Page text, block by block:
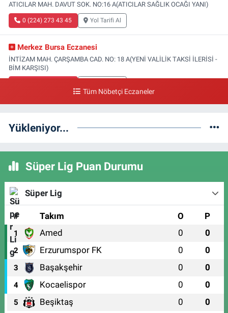
ATICILAR MAH. DAVUT SOK. NO:16 A(ATICILAR SAĞLIK OCAĞI YANI)
0 (224) 273 43 45 Yol Tarifi Al
Merkez Bursa Eczanesi
İNTİZAM MAH. ÇARŞAMBA CAD. NO: 18 A(YENİ VALİLİK TAKSİ İLERİSİ -
BİM KARŞISI)
FATİH MAH. DOĞAN CAD. NO:61(BEŞYOL ALTI - FATİH ASM VE KIZ
TEKNİK LİSESİ YANI)
Yenikale Eczanesi
DİKKALDIRIM MAH. HAT CAD. NO:1 1-B(ZÜBEYDE HANIM DOĞUMEVİ
KARŞISI)
Kağan Eczanesi
HAMİTLER MAH. 1.FATİH CAD. NO:22 C(HAMİTLER YENİ KAPALI PAZAR
ALTI)
0 (224) 909 39 87
Tüm Nöbetçi Eczaneler
Yükleniyor...
Süper Lig Puan Durumu
Süper Lig
# Takım O P
1 Amed 0 0
2 Erzurumspor FK 0 0
3 Başakşehir 0 0
4 Kocaelispor 0 0
5 Beşiktaş 0 0